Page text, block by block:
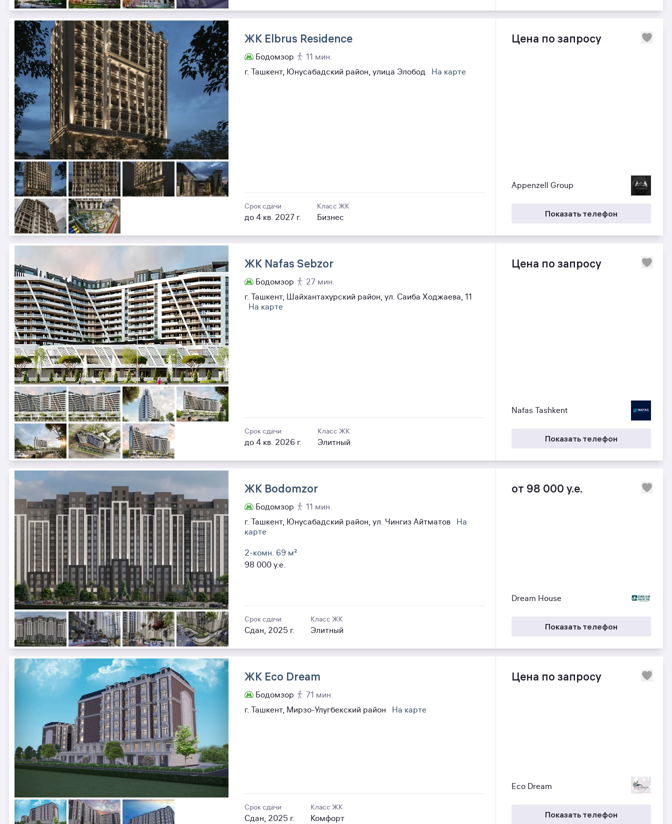
ЖК Elbrus Residence
Бодомзор
11 мин.
г. Ташкент, Юнусабадский район, улица Элобод
На карте
Срок сдачи
до 4 кв. 2027 г.
Класс ЖК
Бизнес
Цена по запросу
Appenzell Group
Показать телефон
ЖК Nafas Sebzor
Бодомзор
27 мин.
г. Ташкент, Шайхантахурский район, ул. Саиба Ходжаева, 11
На карте
Срок сдачи
до 4 кв. 2026 г.
Класс ЖК
Элитный
Цена по запросу
Nafas Tashkent
Показать телефон
ЖК Bodomzor
Бодомзор
11 мин.
г. Ташкент, Юнусабадский район, ул. Чингиз Айтматов
На
карте
2-комн. 69 м²
98 000 y.e.
Срок сдачи
Сдан, 2025 г.
Класс ЖК
Элитный
от 98 000 y.e.
Dream House
Показать телефон
ЖК Eco Dream
Бодомзор
71 мин.
г. Ташкент, Мирзо-Улугбекский район
На карте
Срок сдачи
Сдан, 2025 г.
Класс ЖК
Комфорт
Цена по запросу
Eco Dream
Показать телефон